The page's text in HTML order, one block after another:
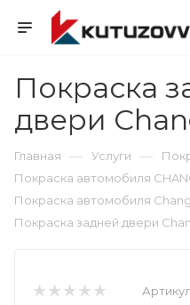
Покраска
двери
Главная — Услуги —
Покраска автомобиля
Покраска автомобиля
Покраска задней двери